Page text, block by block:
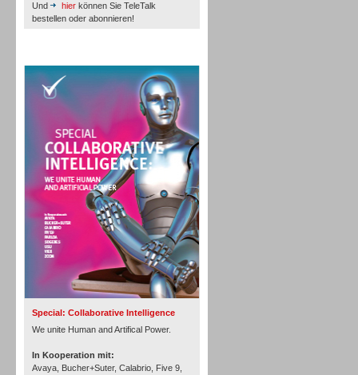
Und
hier können Sie TeleTalk
bestellen oder abonnieren!
Special: Collaborative Intelligence
We unite Human and Artifical Power.
In Kooperation mit:
Avaya, Bucher+Suter, Calabrio, Five 9,
Personal
Inbound